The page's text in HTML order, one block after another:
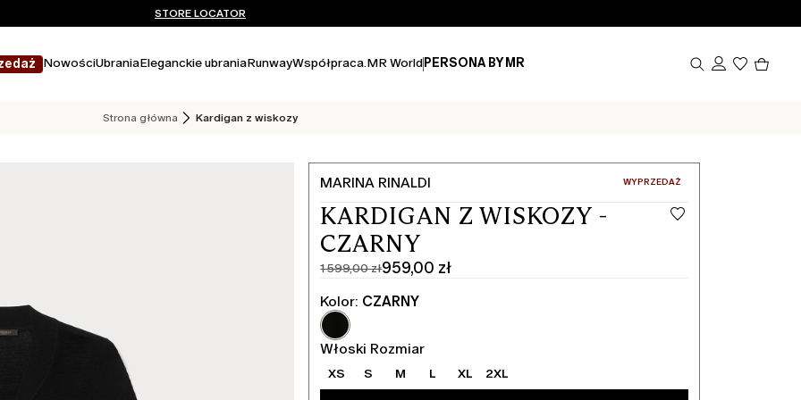
DARMOWA DOSTAWA I ZWROTY
Nie masz konta? ZAREJESTRUJ SIĘ TERAZ
STORE LOCATOR
NowościUbraniaEleganckie ubraniaRunwayWspółpraca.MR World PERSONA BY MR
Strona główna Kardigan z wiskozy
MARINA RINALDI :WYPRZEDAŻ
KARDIGAN Z WISKOZY -
CZARNY
1 599,00 zł
Cena
pierwotna
1 599,00
zł
959,00 zł
Aktualna
cena
959,00
zł
Kolor: CZARNY
Włoski Rozmiar
XS S M L XL 2XL